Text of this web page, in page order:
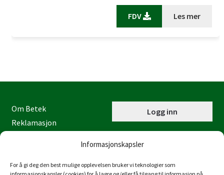
Informasjonskapsler
For å gi deg den best mulige opplevelsen bruker vi teknologier som
FDV Les mer
Logg inn
Om Betek
Reklamasjon
Personvernerklæring